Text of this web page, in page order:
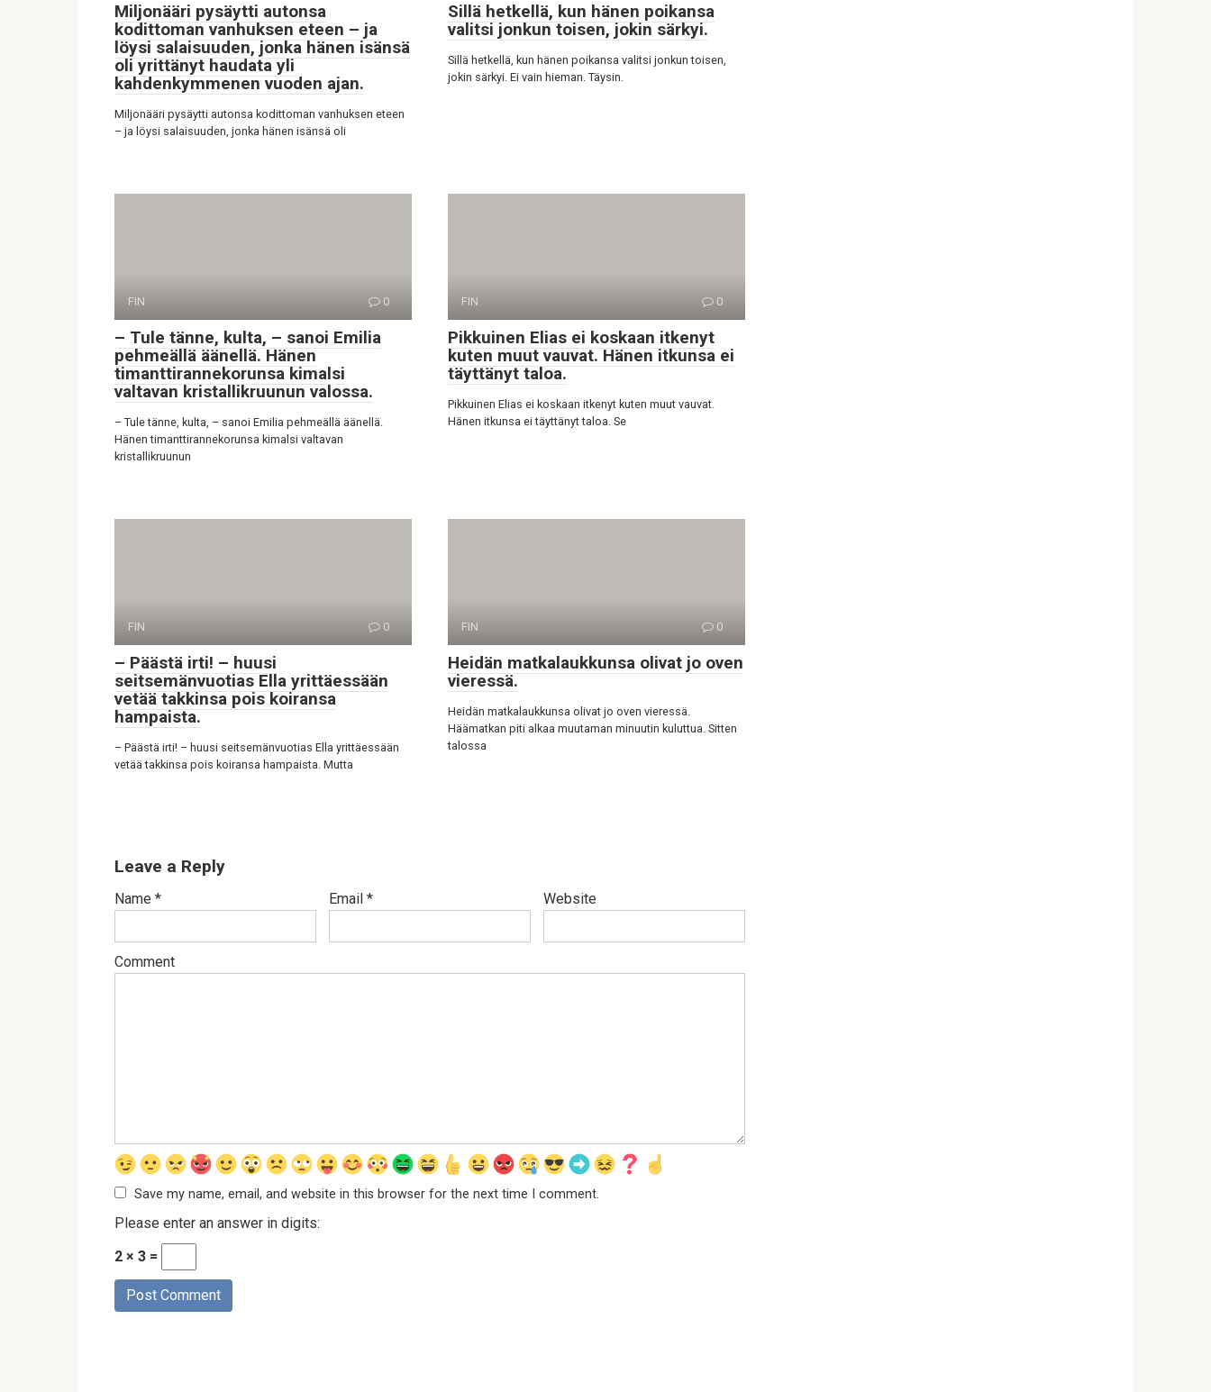
Miljonääri pysäytti autonsa
kodittoman vanhuksen eteen – ja
löysi salaisuuden, jonka hänen isänsä
oli yrittänyt haudata yli
kahdenkymmenen vuoden ajan.
Miljonääri pysäytti autonsa kodittoman vanhuksen eteen
– ja löysi salaisuuden, jonka hänen isänsä oli
Sillä hetkellä, kun hänen poikansa
valitsi jonkun toisen, jokin särkyi.
Sillä hetkellä, kun hänen poikansa valitsi jonkun toisen,
jokin särkyi. Ei vain hieman. Täysin.
FIN 0
– Tule tänne, kulta, – sanoi Emilia
pehmeällä äänellä. Hänen
timanttirannekorunsa kimalsi
valtavan kristallikruunun valossa.
– Tule tänne, kulta, – sanoi Emilia pehmeällä äänellä.
Hänen timanttirannekorunsa kimalsi valtavan
kristallikruunun
FIN 0
Pikkuinen Elias ei koskaan itkenyt
kuten muut vauvat. Hänen itkunsa ei
täyttänyt taloa.
Pikkuinen Elias ei koskaan itkenyt kuten muut vauvat.
Hänen itkunsa ei täyttänyt taloa. Se
FIN 0
– Päästä irti! – huusi
seitsemänvuotias Ella yrittäessään
vetää takkinsa pois koiransa
hampaista.
– Päästä irti! – huusi seitsemänvuotias Ella yrittäessään
vetää takkinsa pois koiransa hampaista. Mutta
FIN 0
Heidän matkalaukkunsa olivat jo oven
vieressä.
Heidän matkalaukkunsa olivat jo oven vieressä.
Häämatkan piti alkaa muutaman minuutin kuluttua. Sitten
talossa
Leave a Reply
Name * Email * Website
Comment
Save my name, email, and website in this browser for the next time I comment.
Please enter an answer in digits:
2 × 3 =